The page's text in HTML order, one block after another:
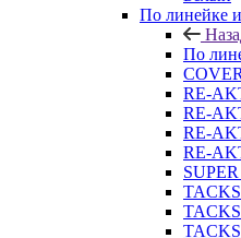
По линейке
По
RE-
RE-
RE-
RE-